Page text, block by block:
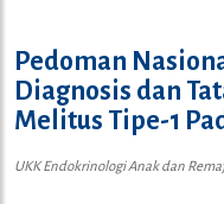
Pedoman
Diagnosis dan
Melitus Tipe-1
UKK Endokrinologi Anak dan